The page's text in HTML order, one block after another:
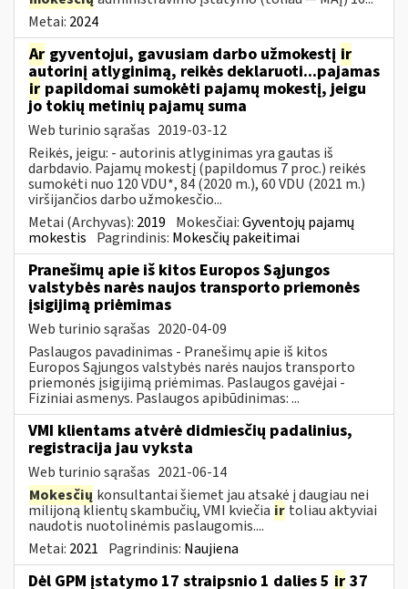
Metai: 2024
Ar gyventojui, gavusiam darbo užmokestį ir
autorinį atlyginimą, reikės deklaruoti...pajamas
ir papildomai sumokėti pajamų mokestį, jeigu
jo tokių metinių pajamų suma
Web turinio sąrašas 2019-03-12
Reikės, jeigu: - autorinis atlyginimas yra gautas iš
darbdavio. Pajamų mokestį (papildomus 7 proc.) reikės
sumokėti nuo 120 VDU*, 84 (2020 m.), 60 VDU (2021 m.)
viršijančios darbo užmokesčio...
Metai (Archyvas): 2019 Mokesčiai:Gyventojų pajamų
mokestis Pagrindinis: Mokesčių pakeitimai
Pranešimų apie iš kitos Europos Sąjungos
valstybės narės naujos transporto priemonės
įsigijimą priėmimas
Web turinio sąrašas 2020-04-09
Paslaugos pavadinimas - Pranešimų apie iš kitos
Europos Sąjungos valstybės narės naujos transporto
priemonės įsigijimą priėmimas. Paslaugos gavėjai -
Fiziniai asmenys. Paslaugos apibūdinimas: ...
VMI klientams atvėrė didmiesčių padalinius,
registracija jau vyksta
Web turinio sąrašas 2021-06-14
Mokesčių konsultantai šiemet jau atsakė į daugiau nei
milijoną klientų skambučių, VMI kviečia ir toliau aktyviai
naudotis nuotolinėmis paslaugomis....
Metai: 2021 Pagrindinis: Naujiena
Dėl GPM įstatymo 17 straipsnio 1 dalies 5 ir 37